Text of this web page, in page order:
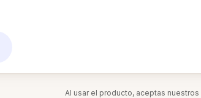
Al usar el producto, aceptas nuestros